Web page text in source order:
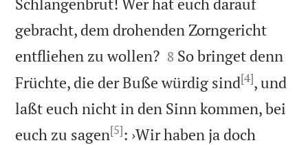
gebracht, dem drohenden Zorngericht
entfliehen zu wollen?
8 So bringet denn
Früchte, die der Buße würdig sind[4], und
laßt euch nicht in den Sinn kommen, bei
euch zu sagen[5]: ›Wir haben ja doch